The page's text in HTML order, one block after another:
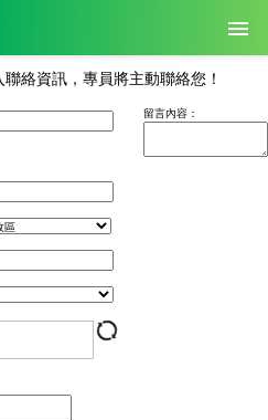
絡資訊，專員將主動聯絡您！
留言內容：